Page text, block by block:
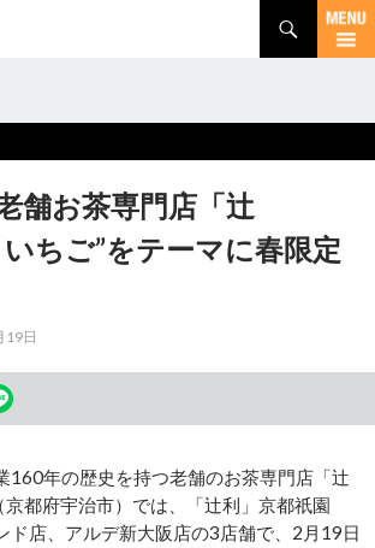
舗お茶専門店「辻
ちご”をテーマに春限定
19日
年の歴史を持つ老舗のお茶専門店「辻
都府宇治市）では、「辻利」京都祇園
ド店、アルデ新大阪店の3店舗で、2月19日